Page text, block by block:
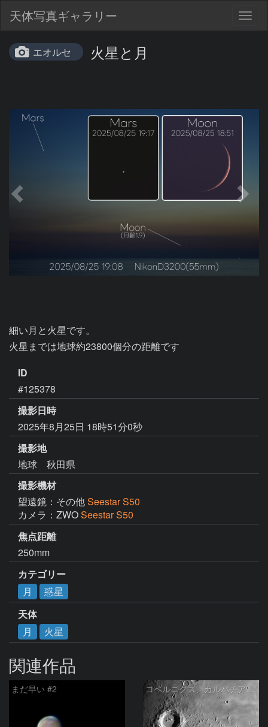
天体写真ギャラリー
エオルセ 火星と月
細い月と火星です。
火星までは地球約23800個分の距離です
ID
#125378
撮影日時
2025年8月25日 18時51分0秒
撮影地
地球 秋田県
撮影機材
望遠鏡：その他Seestar S50
カメラ：ZWOSeestar S50
焦点距離
250mm
カテゴリー
月
惑星
天体
月
火星
関連作品
まだ早い #2 コペルニクス、カルパチア山脈付近